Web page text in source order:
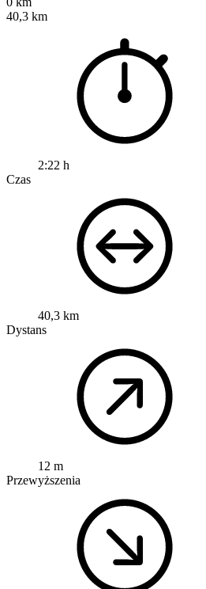
40,3 km
2:22 h
Czas
40,3 km
Dystans
12 m
Przewyższenia